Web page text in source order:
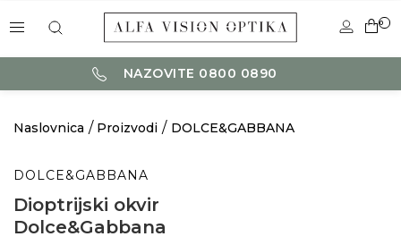
0
NAZOVITE 0800 0890
Naslovnica Proizvodi DOLCE&GABBANA
DOLCE&GABBANA
Dioptrijski okvir
Dolce&Gabbana